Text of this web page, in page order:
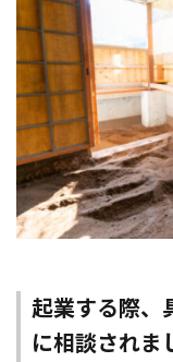
起業する際、
に相談されま